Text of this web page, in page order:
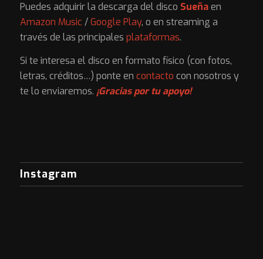
Puedes adquirir la descarga del disco Sueñaen
Amazon Music/Google Play, o en streaming a
través de las principales plataformas.
Si te interesa el disco en formato físico (con fotos,
letras, créditos…) ponte en contacto con nosotros y
te lo enviaremos. ¡Gracias por tu apoyo!
Instagram